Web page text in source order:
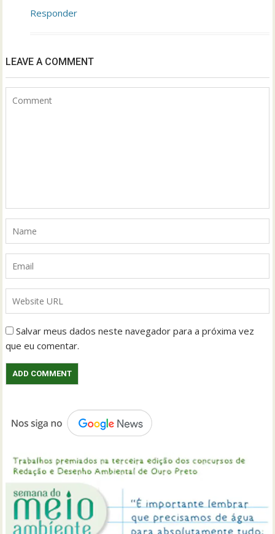
Responder
LEAVE A COMMENT
Salvar meus dados neste navegador para a próxima vez
que eu comentar.